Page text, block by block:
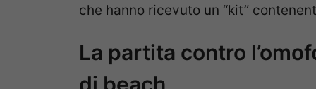
che hanno ricevuto un “kit”
La partita contro
di beach